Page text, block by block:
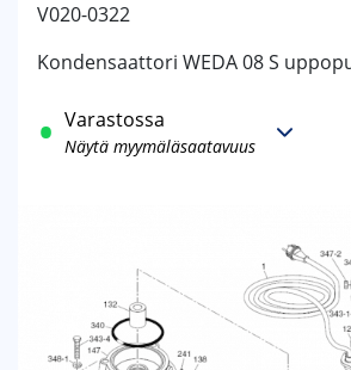
V020-0322
Kondensaattori WEDA 08 S
Varastossa
Näytä myymäläsaatavuus